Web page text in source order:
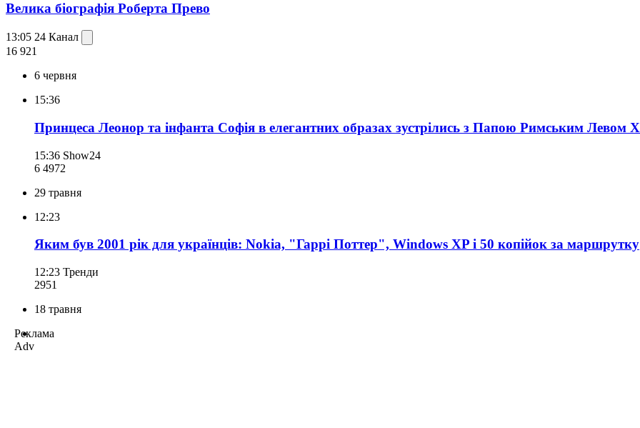
Велика біографія Роберта Прево
13:05 24 Канал
16 921
6 червня
15:36
Принцеса Леонор та інфанта Софія в елегантних образах зустрілись з Папою Римським Левом
15:36 Show24
6 4972
29 травня
12:23
Яким був 2001 рік для українців: Nokia, "Гаррі Поттер", Windows XP і 50 копійок за маршрутку
12:23 Тренди
2951
18 травня
Реклама
Adv